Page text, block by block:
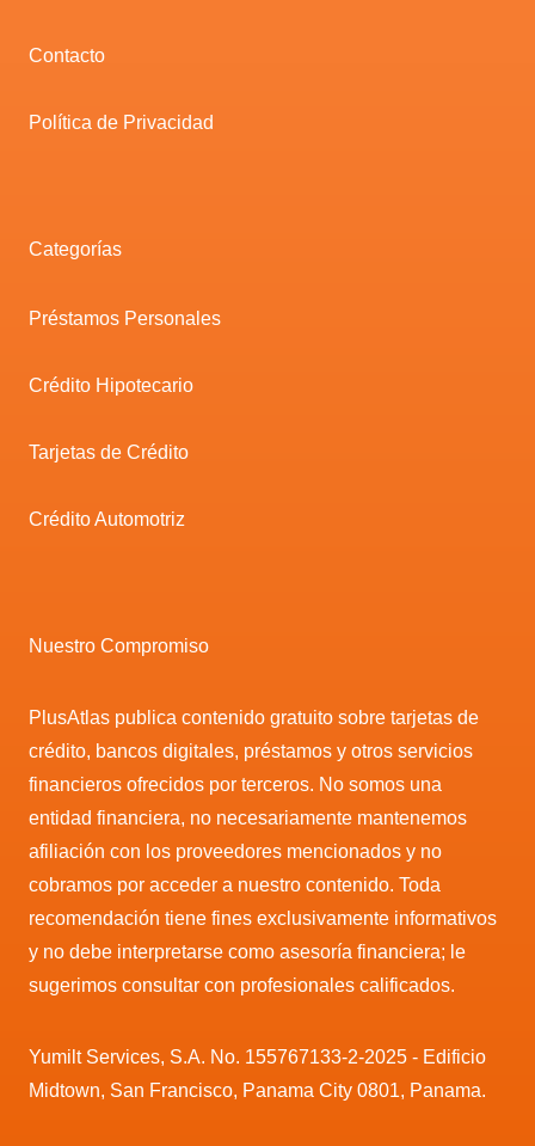
Contacto
Política de Privacidad
Categorías
Préstamos Personales
Crédito Hipotecario
Tarjetas de Crédito
Crédito Automotriz
Nuestro Compromiso
PlusAtlas publica contenido gratuito sobre tarjetas de
crédito, bancos digitales, préstamos y otros servicios
financieros ofrecidos por terceros. No somos una
entidad financiera, no necesariamente mantenemos
afiliación con los proveedores mencionados y no
cobramos por acceder a nuestro contenido. Toda
recomendación tiene fines exclusivamente informativos
y no debe interpretarse como asesoría financiera; le
sugerimos consultar con profesionales calificados.
Yumilt Services, S.A. No. 155767133-2-2025 - Edificio
Midtown, San Francisco, Panama City 0801, Panama.